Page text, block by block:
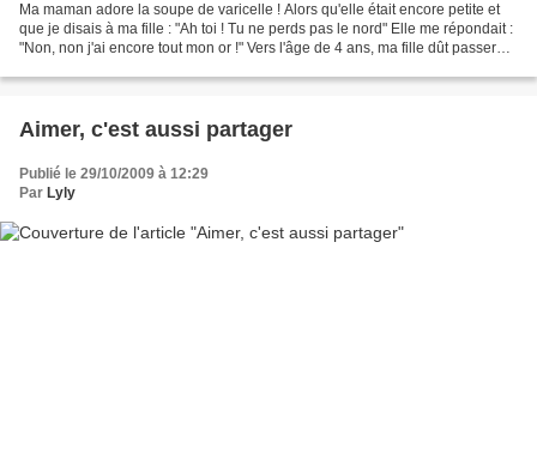
Ma maman adore la soupe de varicelle ! Alors qu'elle était encore petite et
que je disais à ma fille : "Ah toi ! Tu ne perds pas le nord" Elle me répondait :
"Non, non j'ai encore tout mon or !" Vers l'âge de 4 ans, ma fille dût passer
Aimer, c'est aussi partager
Publié le 29/10/2009 à 12:29
Par Lyly